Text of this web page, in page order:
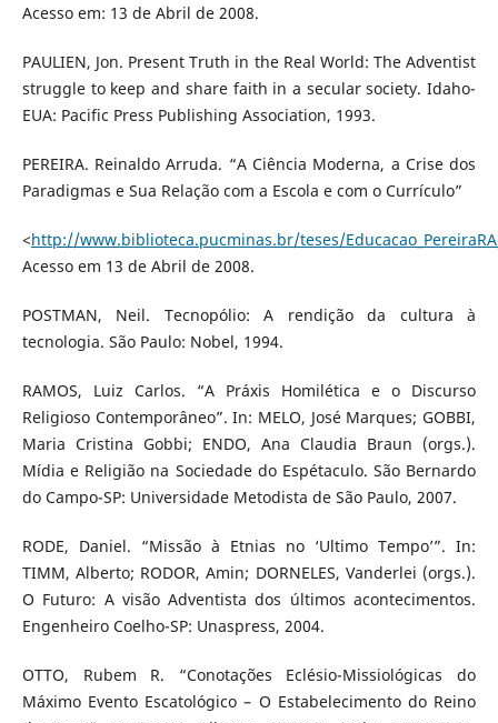
Acesso em: 13 de Abril de 2008.
PAULIEN, Jon. Present Truth in the Real World: The Adventist
struggle to keep and share faith in a secular society. Idaho-
EUA: Pacific Press Publishing Association, 1993.
PEREIRA. Reinaldo Arruda. “A Ciência Moderna, a Crise dos
Paradigmas e Sua Relação com a Escola e com o Currículo”
<http://www.biblioteca.pucminas.br/teses/
Acesso em 13 de Abril de 2008.
POSTMAN, Neil. Tecnopólio: A rendição da cultura à
tecnologia. São Paulo: Nobel, 1994.
RAMOS, Luiz Carlos. “A Práxis Homilética e o Discurso
Religioso Contemporâneo”. In: MELO, José Marques; GOBBI,
Maria Cristina Gobbi; ENDO, Ana Claudia Braun (orgs.).
Mídia e Religião na Sociedade do Espétaculo. São Bernardo
do Campo-SP: Universidade Metodista de São Paulo, 2007.
RODE, Daniel. “Missão à Etnias no ‘Ultimo Tempo’”. In:
TIMM, Alberto; RODOR, Amin; DORNELES, Vanderlei (orgs.).
O Futuro: A visão Adventista dos últimos acontecimentos.
Engenheiro Coelho-SP: Unaspress, 2004.
OTTO, Rubem R. “Conotações Eclésio-Missiológicas do
Máximo Evento Escatológico – O Estabelecimento do Reino